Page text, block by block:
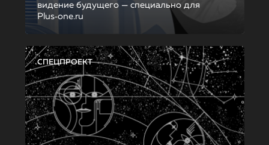
видение будущего — специально для
Plus‑one.ru
СПЕЦПРОЕКТ